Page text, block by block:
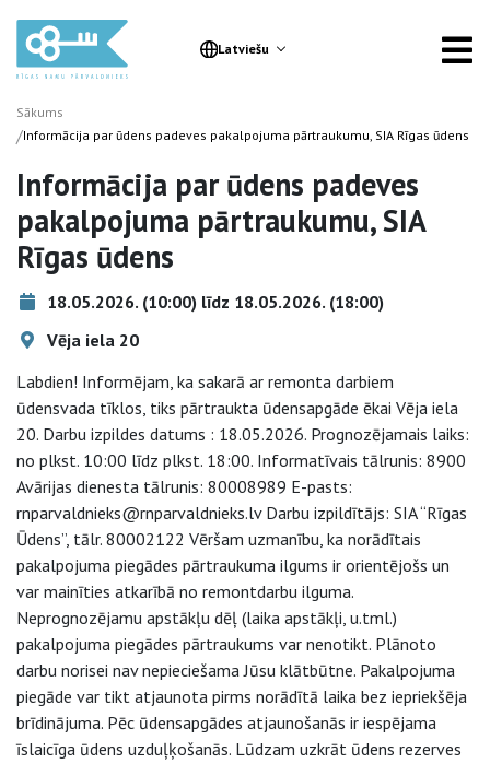
Latviešu
Sākums
/Informācija par ūdens padeves pakalpojuma pārtraukumu, SIA Rīgas ūdens
Informācija par ūdens padeves
pakalpojuma pārtraukumu, SIA
Rīgas ūdens
18.05.2026. (10:00) līdz 18.05.2026. (18:00)
Vēja iela 20
Labdien! Informējam, ka sakarā ar remonta darbiem
ūdensvada tīklos, tiks pārtraukta ūdensapgāde ēkai Vēja iela
20. Darbu izpildes datums : 18.05.2026. Prognozējamais laiks:
no plkst. 10:00 līdz plkst. 18:00. Informatīvais tālrunis: 8900
Avārijas dienesta tālrunis: 80008989 E-pasts:
rnparvaldnieks@rnparvaldnieks.lv Darbu izpildītājs: SIA “Rīgas
Ūdens”, tālr. 80002122 Vēršam uzmanību, ka norādītais
pakalpojuma piegādes pārtraukuma ilgums ir orientējošs un
var mainīties atkarībā no remontdarbu ilguma.
Neprognozējamu apstākļu dēļ (laika apstākļi, u.tml.)
pakalpojuma piegādes pārtraukums var nenotikt. Plānoto
darbu norisei nav nepieciešama Jūsu klātbūtne. Pakalpojuma
piegāde var tikt atjaunota pirms norādītā laika bez iepriekšēja
brīdinājuma. Pēc ūdensapgādes atjaunošanās ir iespējama
īslaicīga ūdens uzduļķošanās. Lūdzam uzkrāt ūdens rezerves